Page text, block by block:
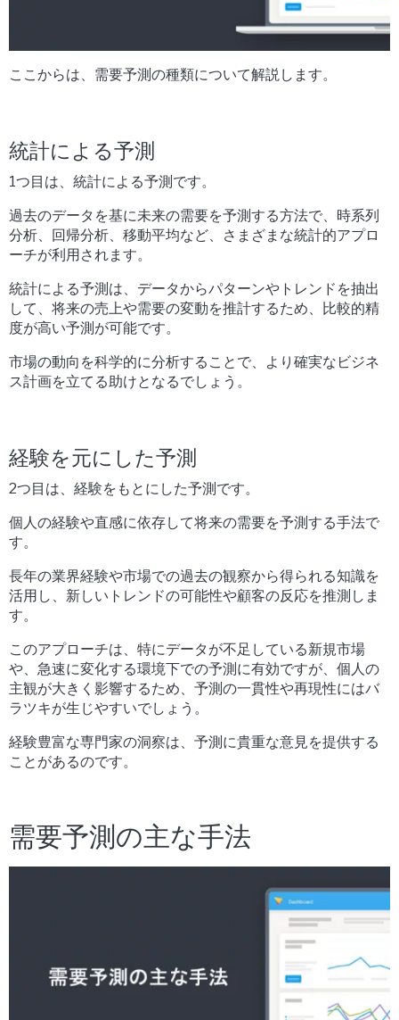
ここからは、需要予測の種類について解説します。
統計による予測
1つ目は、統計による予測です。
過去のデータを基に未来の需要を予測する方法で、時系列
分析、回帰分析、移動平均など、さまざまな統計的アプロ
ーチが利用されます。
統計による予測は、データからパターンやトレンドを抽出
して、将来の売上や需要の変動を推計するため、比較的精
度が高い予測が可能です。
市場の動向を科学的に分析することで、より確実なビジネ
ス計画を立てる助けとなるでしょう。
経験を元にした予測
2つ目は、経験をもとにした予測です。
個人の経験や直感に依存して将来の需要を予測する手法で
す。
長年の業界経験や市場での過去の観察から得られる知識を
活用し、新しいトレンドの可能性や顧客の反応を推測しま
す。
このアプローチは、特にデータが不足している新規市場
や、急速に変化する環境下での予測に有効ですが、個人の
主観が大きく影響するため、予測の一貫性や再現性にはバ
ラツキが生じやすいでしょう。
経験豊富な専門家の洞察は、予測に貴重な意見を提供する
ことがあるのです。
需要予測の主な手法